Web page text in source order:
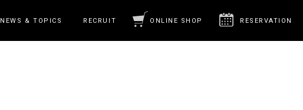
NEWS & TOPICS RECRUIT ONLINE SHOP RESERVATION